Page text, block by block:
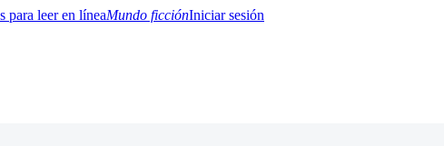
Mundo ficciónIniciar sesión